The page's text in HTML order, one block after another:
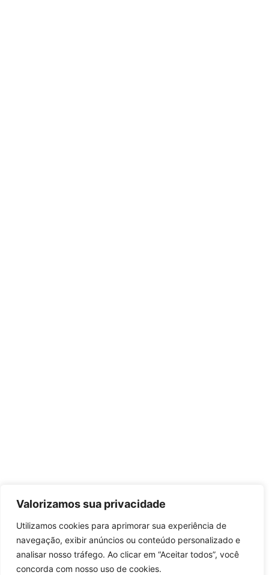
Valorizamos sua privacidade
Utilizamos cookies para aprimorar sua experiência de
navegação, exibir anúncios ou conteúdo personalizado e
analisar nosso tráfego. Ao clicar em “Aceitar todos”, você
concorda com nosso uso de cookies.